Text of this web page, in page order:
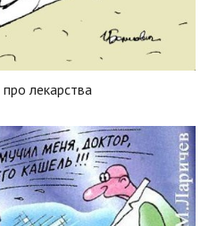
лекарства